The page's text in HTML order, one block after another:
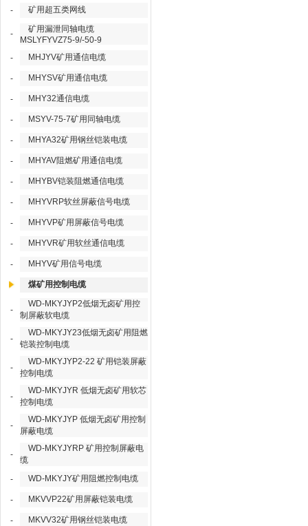
- 矿用超五类网线
-
矿用漏泄同轴电缆
MSLYFYVZ75-9/-50-9
-
MHJYV矿用通信电缆
- MHYSV矿用通信电缆
- MHY32通信电缆
- MSYV-75-7矿用同轴电缆
- MHYA32矿用钢丝铠装电缆
- MHYAV阻燃矿用通信电缆
- MHYBV铠装阻燃通信电缆
- MHYVRP软丝屏蔽信号电缆
- MHYVP矿用屏蔽信号电缆
- MHYVR矿用软丝通信电缆
- MHYV矿用信号电缆
煤矿用控制电缆
-
WD-MKYJYP2低烟无卤矿用控
制屏蔽软电缆
-
WD-MKYJY23低烟无卤矿用阻燃
铠装控制电缆
-
WD-MKYJYP2-22 矿用铠装屏蔽
控制电缆
-
WD-MKYJYR 低烟无卤矿用软芯
控制电缆
-
WD-MKYJYP 低烟无卤矿用控制
屏蔽电缆
-
WD-MKYJYRP 矿用控制屏蔽电
缆
-
WD-MKYJY矿用阻燃控制电缆
- MKVVP22矿用屏蔽铠装电缆
- MKVV32矿用钢丝铠装电缆